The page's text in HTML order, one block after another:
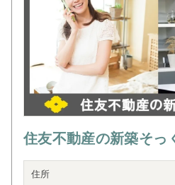
住友不動産の新築そっ
住所